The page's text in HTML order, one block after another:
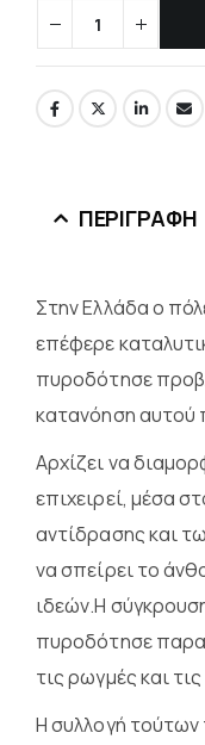
ΠΕΡΙΓΡΑΦΉ
Στην Ελλάδα ο
επέφερε
πυροδότησε
κατανόηση αυτού
Αρχίζει να
επιχειρεί, μέσα
αντίδρασης και
να σπείρει το
ιδεών.Η
πυροδότησε
τις ρωγμές και
Η συλλογή τούτων